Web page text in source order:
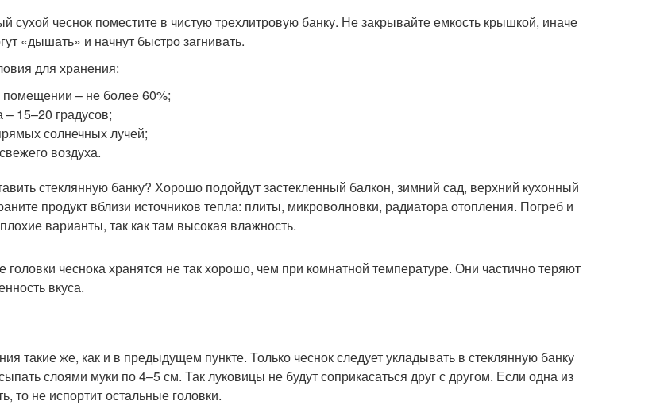
сухой чеснок поместите в чистую трехлитровую банку. Не закрывайте емкость крышкой, иначе
«дышать» и начнут быстро загнивать.
для хранения:
помещении – не более 60%;
– 15–20 градусов;
солнечных лучей;
воздуха.
стеклянную банку? Хорошо подойдут застекленный балкон, зимний сад, верхний кухонный
продукт вблизи источников тепла: плиты, микроволновки, радиатора отопления. Погреб и
варианты, так как там высокая влажность.
головки чеснока хранятся не так хорошо, чем при комнатной температуре. Они частично теряют
вкуса.
такие же, как и в предыдущем пункте. Только чеснок следует укладывать в стеклянную банку
слоями муки по 4–5 см. Так луковицы не будут соприкасаться друг с другом. Если одна из
то не испортит остальные головки.